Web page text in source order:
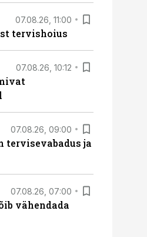
07.08.26, 11:00
tervishoius
07.08.26, 10:12
07.08.26, 09:00
tervisevabadus ja
07.08.26, 07:00
vähendada